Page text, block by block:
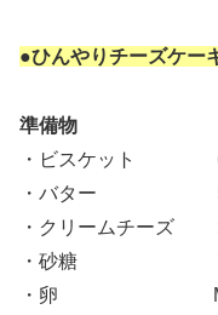
●ひんやりチーズケー
準備物
・ビスケット ６
・バター ５
・クリームチーズ
・砂糖 ７０
・卵 M